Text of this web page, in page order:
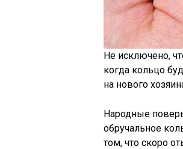
Не исключено,
когда кольцо
на нового
Народные
обручальное
том, что скоро